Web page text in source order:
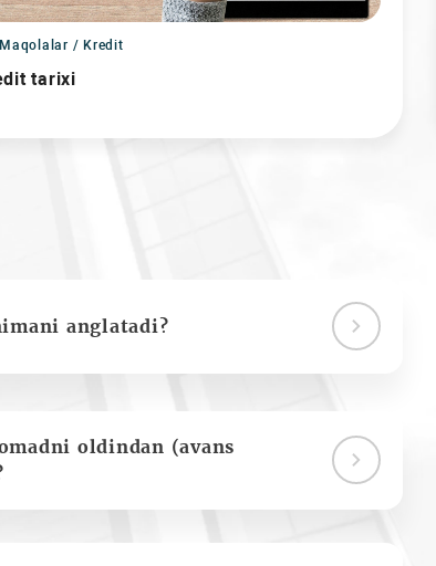
Maqolalar / Kredit
tarixi
anglatadi?
oldindan (avans